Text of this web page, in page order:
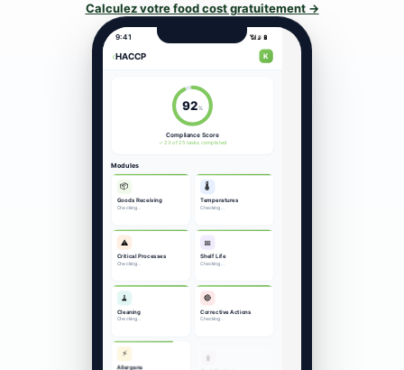
Calculez votre food cost gratuitement →